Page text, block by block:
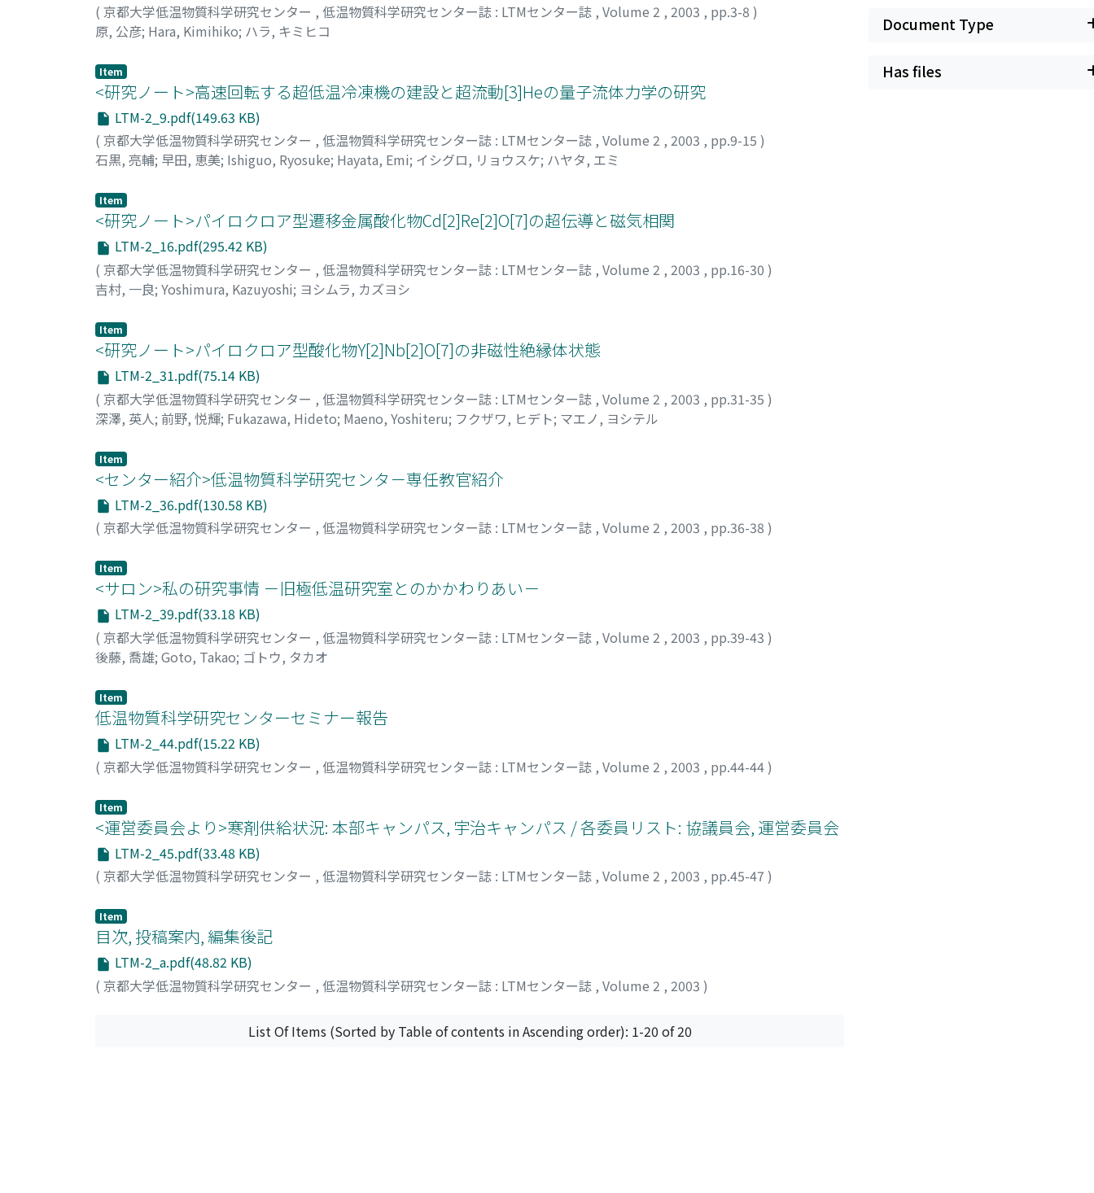
( 京都大学低温物質科学研究センター , 低温物質科学研究センター誌 : LTMセンター誌 , Volume 2 , 2003 , pp.3-8 )
原, 公彦; Hara, Kimihiko; ハラ, キミヒコ
Item
<研究ノート>高速回転する超低温冷凍機の建設と超流動[3]Heの量子流体力学の研究
LTM-2_9.pdf(149.63 KB)
( 京都大学低温物質科学研究センター , 低温物質科学研究センター誌 : LTMセンター誌 , Volume 2 , 2003 , pp.9-15 )
石黒, 亮輔; 早田, 恵美; Ishiguo, Ryosuke; Hayata, Emi; イシグロ, リョウスケ; ハヤタ, エミ
Item
<研究ノート>パイロクロア型遷移金属酸化物Cd[2]Re[2]O[7]の超伝導と磁気相関
LTM-2_16.pdf(295.42 KB)
( 京都大学低温物質科学研究センター , 低温物質科学研究センター誌 : LTMセンター誌 , Volume 2 , 2003 , pp.16-30 )
吉村, 一良; Yoshimura, Kazuyoshi; ヨシムラ, カズヨシ
Item
<研究ノート>パイロクロア型酸化物Y[2]Nb[2]O[7]の非磁性絶縁体状態
LTM-2_31.pdf(75.14 KB)
( 京都大学低温物質科学研究センター , 低温物質科学研究センター誌 : LTMセンター誌 , Volume 2 , 2003 , pp.31-35 )
深澤, 英人; 前野, 悦輝; Fukazawa, Hideto; Maeno, Yoshiteru; フクザワ, ヒデト; マエノ, ヨシテル
Item
<センター紹介>低温物質科学研究センタ－専任教官紹介
LTM-2_36.pdf(130.58 KB)
( 京都大学低温物質科学研究センター , 低温物質科学研究センター誌 : LTMセンター誌 , Volume 2 , 2003 , pp.36-38 )
Item
<サロン>私の研究事情 －旧極低温研究室とのかかわりあい－
LTM-2_39.pdf(33.18 KB)
( 京都大学低温物質科学研究センター , 低温物質科学研究センター誌 : LTMセンター誌 , Volume 2 , 2003 , pp.39-43 )
後藤, 喬雄; Goto, Takao; ゴトウ, タカオ
Item
低温物質科学研究センターセミナー報告
LTM-2_44.pdf(15.22 KB)
( 京都大学低温物質科学研究センター , 低温物質科学研究センター誌 : LTMセンター誌 , Volume 2 , 2003 , pp.44-44)
Item
<運営委員会より>寒剤供給状況: 本部キャンパス, 宇治キャンパス / 各委員リスト: 協議員会, 運営委員会
LTM-2_45.pdf(33.48 KB)
( 京都大学低温物質科学研究センター , 低温物質科学研究センター誌 : LTMセンター誌 , Volume 2 , 2003 , pp.45-47 )
Item
目次, 投稿案内, 編集後記
LTM-2_a.pdf(48.82 KB)
( 京都大学低温物質科学研究センター , 低温物質科学研究センター誌 : LTMセンター誌 , Volume 2 , 2003 )
List Of Items (Sorted by Table of contents in Ascending order): 1-20 of 20
Document Type
Has files